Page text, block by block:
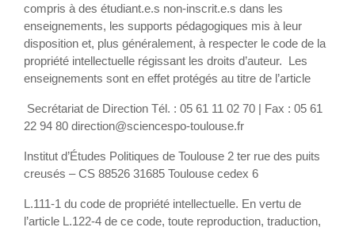
compris à des étudiant.e.s non-inscrit.e.s dans les
enseignements, les supports pédagogiques mis à leur
disposition et, plus généralement, à respecter le code de la
propriété intellectuelle régissant les droits d’auteur. Les
enseignements sont en effet protégés au titre de l’article
Secrétariat de Direction Tél. : 05 61 11 02 70 | Fax : 05 61
22 94 80 direction@sciencespo-toulouse.fr
Institut d’Études Politiques de Toulouse 2 ter rue des puits
creusés – CS 88526 31685 Toulouse cedex 6
L.111-1 du code de propriété intellectuelle. En vertu de
l’article L.122-4 de ce code, toute reproduction, traduction,